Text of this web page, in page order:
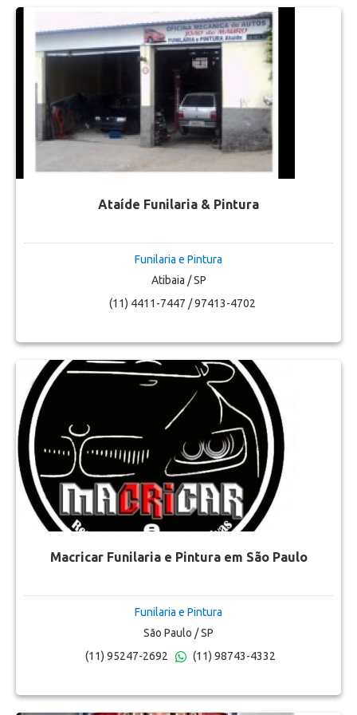
Ataíde Funilaria & Pintura
Funilaria e Pintura
Atibaia / SP
(11) 4411-7447 / 97413-4702
Macricar Funilaria e Pintura em São Paulo
Funilaria e Pintura
São Paulo / SP
(11) 95247-2692
(11) 98743-4332